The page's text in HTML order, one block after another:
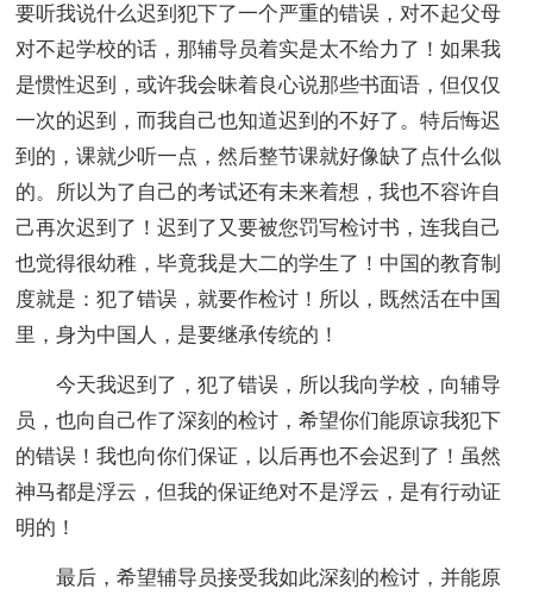
要听我说什么迟到犯下了一个严重的错误，对不起父母
对不起学校的话，那辅导员着实是太不给力了！如果我
是惯性迟到，或许我会昧着良心说那些书面语，但仅仅
一次的迟到，而我自己也知道迟到的不好了。特后悔迟
到的，课就少听一点，然后整节课就好像缺了点什么似
的。所以为了自己的考试还有未来着想，我也不容许自
己再次迟到了！迟到了又要被您罚写检讨书，连我自己
也觉得很幼稚，毕竟我是大二的学生了！中国的教育制
度就是：犯了错误，就要作检讨！所以，既然活在中国
里，身为中国人，是要继承传统的！
今天我迟到了，犯了错误，所以我向学校，向辅导
员，也向自己作了深刻的检讨，希望你们能原谅我犯下
的错误！我也向你们保证，以后再也不会迟到了！虽然
神马都是浮云，但我的保证绝对不是浮云，是有行动证
明的！
最后，希望辅导员接受我如此深刻的检讨，并能原